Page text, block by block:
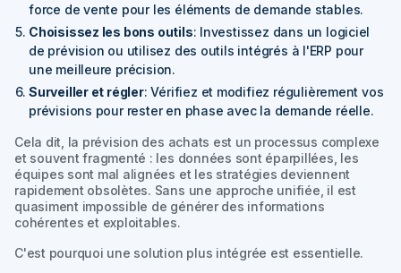
force de vente pour les éléments de demande stables.
Choisissez les bons outils: Investissez dans un logiciel
de prévision ou utilisez des outils intégrés à l'ERP pour
une meilleure précision.
Surveiller et régler: Vérifiez et modifiez régulièrement vos
prévisions pour rester en phase avec la demande réelle.
Cela dit, la prévision des achats est un processus complexe
et souvent fragmenté : les données sont éparpillées, les
équipes sont mal alignées et les stratégies deviennent
rapidement obsolètes. Sans une approche unifiée, il est
quasiment impossible de générer des informations
cohérentes et exploitables.
C'est pourquoi une solution plus intégrée est essentielle.